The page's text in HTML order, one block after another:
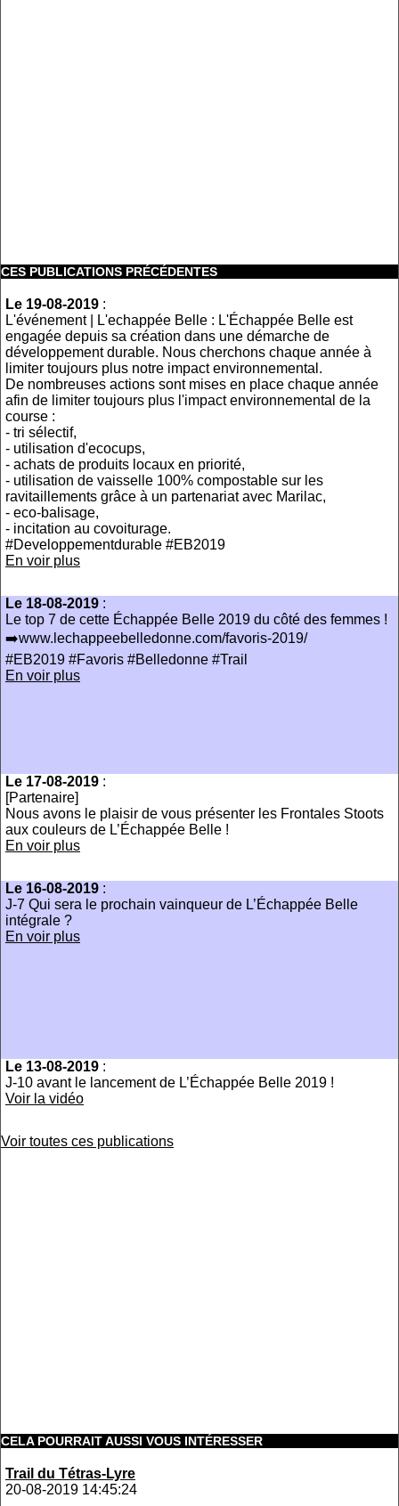
CES PUBLICATIONS PRÉCÉDENTES
Le 19-08-2019 :
L'événement | L'echappée Belle : L'Échappée Belle est
engagée depuis sa création dans une démarche de
développement durable. Nous cherchons chaque année à
limiter toujours plus notre impact environnemental.
De nombreuses actions sont mises en place chaque année
afin de limiter toujours plus l'impact environnemental de la
course :
- tri sélectif,
- utilisation d'ecocups,
- achats de produits locaux en priorité,
- utilisation de vaisselle 100% compostable sur les
ravitaillements grâce à un partenariat avec Marilac,
- eco-balisage,
- incitation au covoiturage.
#Developpementdurable #EB2019
En voir plus
Le 18-08-2019 :
Le top 7 de cette Échappée Belle 2019 du côté des femmes !
➡️www.lechappeebelledonne.com/favoris-2019/
#EB2019 #Favoris #Belledonne #Trail
En voir plus
Le 17-08-2019 :
[Partenaire]
Nous avons le plaisir de vous présenter les Frontales Stoots
aux couleurs de L’Échappée Belle !
En voir plus
Le 16-08-2019 :
J-7 Qui sera le prochain vainqueur de L’Échappée Belle
intégrale ?
En voir plus
Le 13-08-2019 :
J-10 avant le lancement de L’Échappée Belle 2019 !
Voir la vidéo
Voir toutes ces publications
CELA POURRAIT AUSSI VOUS INTÉRESSER
Trail du Tétras-Lyre
20-08-2019 14:45:24